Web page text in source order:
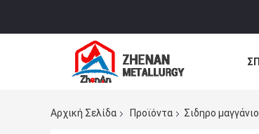
Αρχική Σελίδα
Προϊόντα Σιδηρο μαγγάνιο